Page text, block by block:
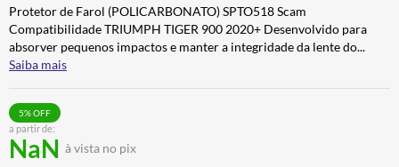
Protetor de Farol (POLICARBONATO) SPTO518 Scam
Compatibilidade TRIUMPH TIGER 900 2020+ Desenvolvido para
absorver pequenos impactos e manter a integridade da lente do...
Saiba mais
a partir de:
NaN à vista no pix
5% OFF
7º CALÇA
8º ALPINESTAR
9º AIROH
10º